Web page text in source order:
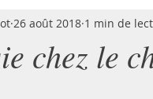
chez le
26 août 2018 1 min de